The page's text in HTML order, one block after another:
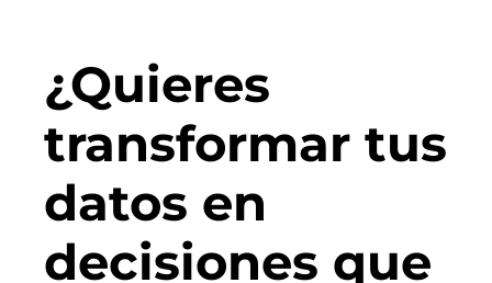
¿Quieres
transformar tus
datos en
decisiones que